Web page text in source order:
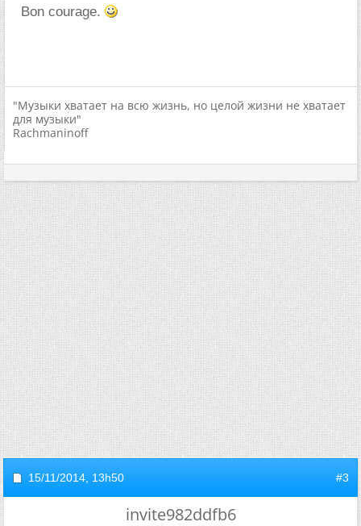
Bon courage.
"Музыки хватает на всю жизнь, но целой жизни не хватает
для музыки"
Rachmaninoff
15/11/2014, 13h50 #3
invite982ddfb6